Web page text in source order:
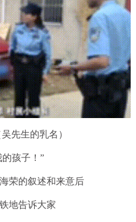
先生的乳名）
的孩子！”
荣的叙述和来意后
地告诉大家